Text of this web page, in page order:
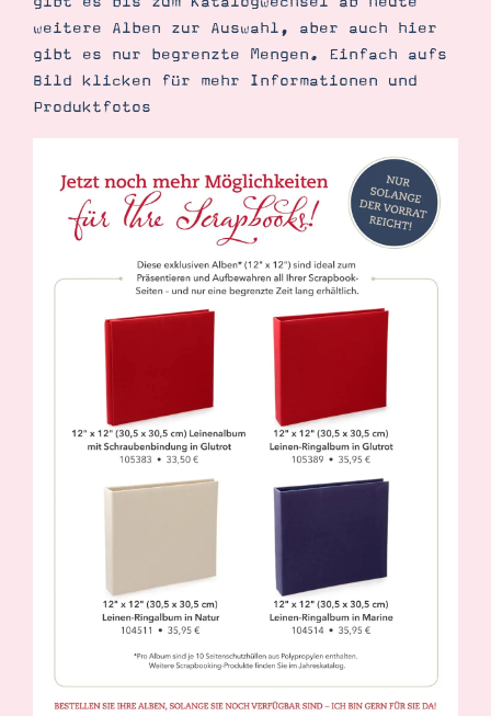
Über mich
Über Stampin’ Up!
Tipps & Tricks
Ordnungstipps
weitere Alben zur Auswahl, aber auch hier
gibt es nur begrenzte Mengen. Einfach aufs
Bild klicken für mehr Informationen und
Produktfotos